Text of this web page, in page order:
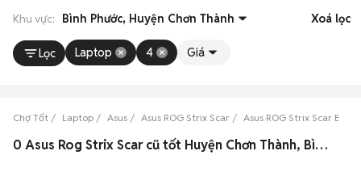
Khu vực: Bình Phước, Huyện Chơn Thành Xoá lọc
Lọc Laptop 4 Giá
Chợ Tốt Laptop Asus Asus ROG Strix Scar Asus ROG Strix Scar Bình
0 Asus Rog Strix Scar cũ tốt Huyện Chơn Thành, Bình Phước